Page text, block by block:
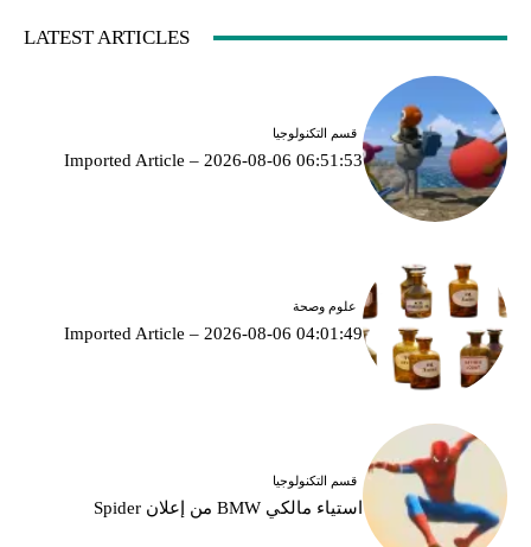
LATEST ARTICLES
قسم التكنولوجيا
Imported Article – 2026-08-06 06:51:53
علوم وصحة
Imported Article – 2026-08-06 04:01:49
قسم التكنولوجيا
استياء مالكي BMW من إعلان Spider